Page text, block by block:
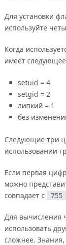
Для установки
используйте
Когда
имеет
setuid = 4
setgid = 2
липкий = 1
без
Следующие три
использовании
Если первая
можно
совпадает с
755
Для вычисления
использовать
сложнее.